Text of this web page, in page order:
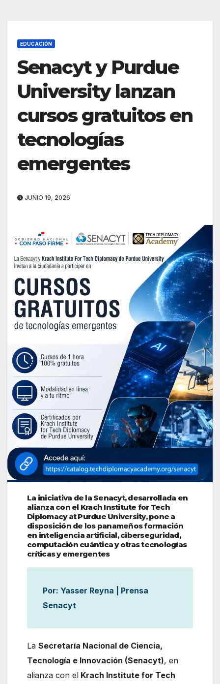
EDUCACIÓN
Senacyt y Purdue
University lanzan
cursos gratuitos en
tecnologías
emergentes
JUNIO 19, 2026
La iniciativa de la Senacyt, desarrollada en
alianza con el Krach Institute for Tech
Diplomacy at Purdue University, pone a
disposición de los panameños formación
en inteligencia artificial, ciberseguridad,
computación cuántica y otras tecnologías
críticas y emergentes
Por: Yasser Reyna | Prensa
Senacyt
La Secretaría Nacional de Ciencia,
Tecnología e Innovación (Senacyt), en
alianza con el Krach Institute for Tech